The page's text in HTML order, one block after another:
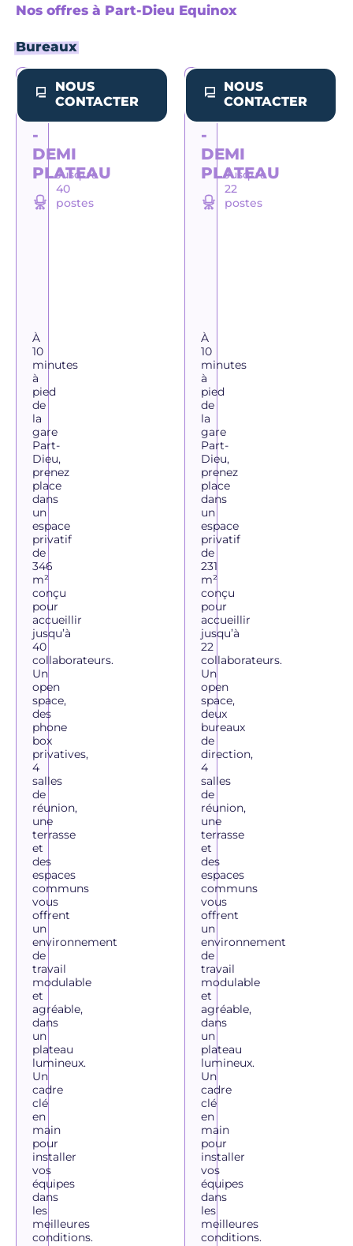
Nos offres à Part-Dieu Equinox
Bureaux
BUREAU
-
DEMI
PLATEAU
Jusqu'à
40
postes
À
10
minutes
à
pied
de
la
gare
Part-
Dieu,
prenez
place
dans
un
espace
privatif
de
346
m²
conçu
pour
accueillir
jusqu’à
40
collaborateurs.
Un
open
space,
des
phone
box
privatives,
4
salles
de
réunion,
une
terrasse
et
des
espaces
communs
vous
offrent
un
environnement
de
travail
modulable
et
agréable,
dans
un
plateau
lumineux.
Un
cadre
clé
en
main
pour
installer
vos
équipes
dans
les
meilleures
conditions.
NOUS
CONTACTER
BUREAU
-
DEMI
PLATEAU
Jusqu'à
22
postes
À
10
minutes
à
pied
de
la
gare
Part-
Dieu,
prenez
place
dans
un
espace
privatif
de
231
m²
conçu
pour
accueillir
jusqu’à
22
collaborateurs.
Un
open
space,
deux
bureaux
de
direction,
4
salles
de
réunion,
une
terrasse
et
des
espaces
communs
vous
offrent
un
environnement
de
travail
modulable
et
agréable,
dans
un
plateau
lumineux.
Un
cadre
clé
en
main
pour
installer
vos
équipes
dans
les
meilleures
conditions.
NOUS
CONTACTER